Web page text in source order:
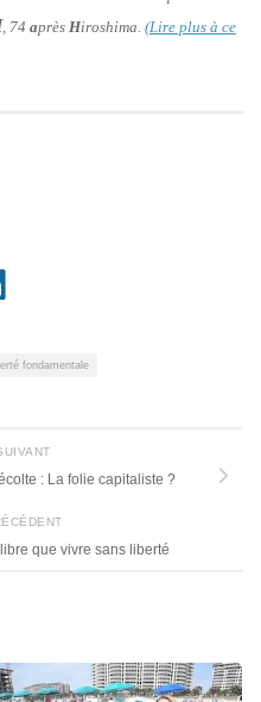
, 74 après Hiroshima. (Lire plus à ce
fondamentale
: La folie capitaliste ?
que vivre sans liberté